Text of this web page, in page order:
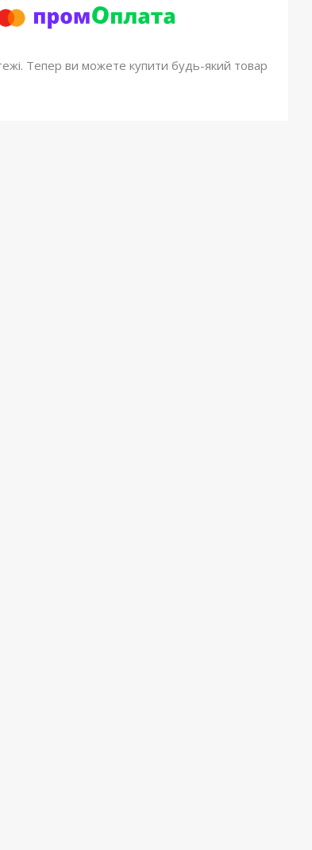
Тепер ви можете купити будь-який товар